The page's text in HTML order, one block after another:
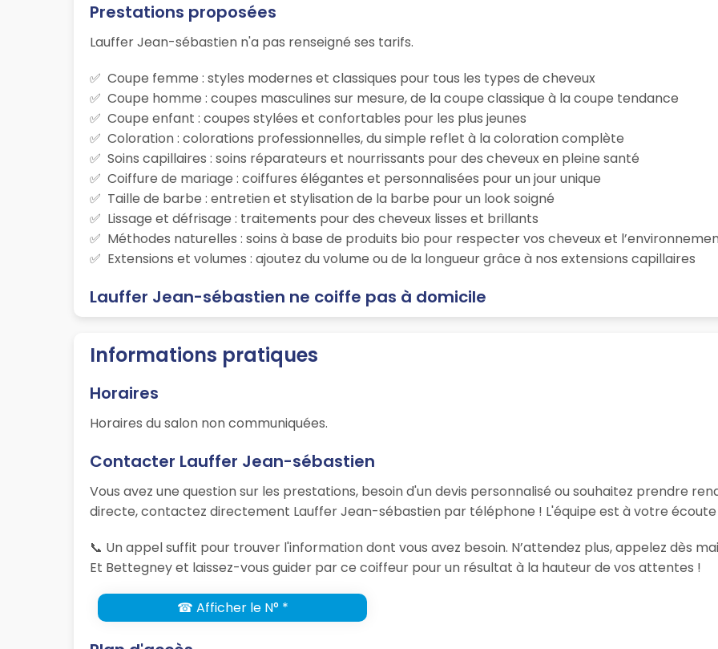
Prestations proposées
Lauffer Jean-sébastien n'a pas renseigné ses tarifs.
Coupe femme : styles modernes et classiques pour tous les types de cheveux
Coupe homme : coupes masculines sur mesure, de la coupe classique à la coupe tendance
Coupe enfant : coupes stylées et confortables pour les plus jeunes
Coloration : colorations professionnelles, du simple reflet à la coloration complète
Soins capillaires : soins réparateurs et nourrissants pour des cheveux en pleine santé
Coiffure de mariage : coiffures élégantes et personnalisées pour un jour unique
Taille de barbe : entretien et stylisation de la barbe pour un look soigné
Lissage et défrisage : traitements pour des cheveux lisses et brillants
Méthodes naturelles : soins à base de produits bio pour respecter vos cheveux et
Extensions et volumes : ajoutez du volume ou de la longueur grâce à nos extensions capillaires
Lauffer Jean-sébastien ne coiffe pas à domicile
Informations pratiques
Horaires
Horaires du salon non communiquées.
Contacter Lauffer Jean-sébastien
Vous avez une question sur les prestations, besoin d'un devis personnalisé ou souhaitez prendre
directe, contactez directement Lauffer Jean-sébastien par téléphone ! L'équipe est à votre
📞 Un appel suffit pour trouver l'information dont vous avez besoin. N’attendez plus, appelez dès
Et Bettegney et laissez-vous guider par ce coiffeur pour un résultat à la hauteur de vos attentes !
☎ Afficher le N° *